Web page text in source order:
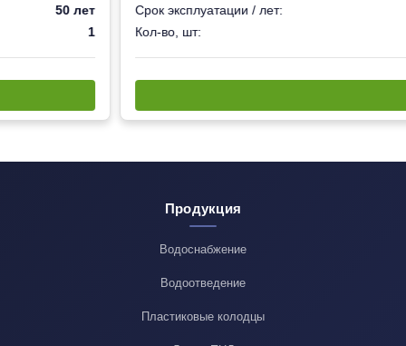
50 лет
1
Срок эксплуатации / лет:
Кол-во, шт:
Продукция
Водоснабжение
Водоотведение
Пластиковые колодцы